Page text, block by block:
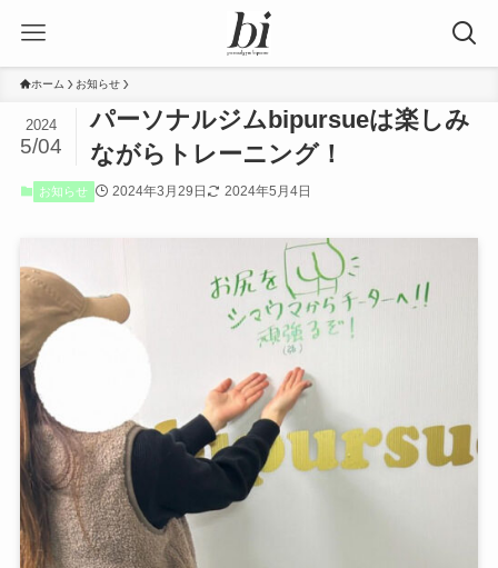
ホーム お知らせ
パーソナルジムbipursueは楽しみ
ながらトレーニング！
2024
5/04
お知らせ 2024年3月29日 2024年5月4日